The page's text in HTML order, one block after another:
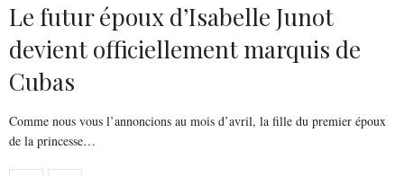
Le futur époux d’Isabelle Junot
devient officiellement marquis de
Cubas
Comme nous vous l’annoncions au mois d’avril, la fille du premier époux
de la princesse…